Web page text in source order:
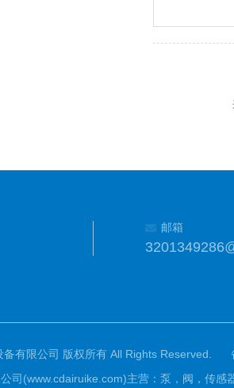
邮箱
有限公司 版权所有 All Rights Reserved.
司(www.cdairuike.com)主营：泵，阀，传